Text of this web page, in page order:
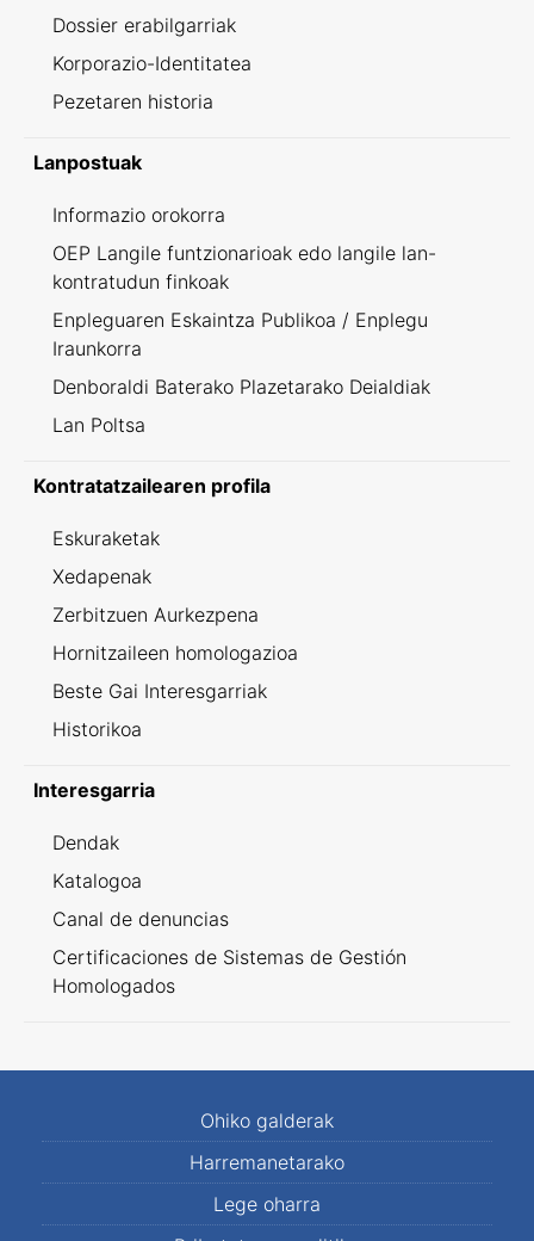
Dossier erabilgarriak
Korporazio-Identitatea
Pezetaren historia
Lanpostuak
Informazio orokorra
OEP Langile funtzionarioak edo langile lan-
kontratudun finkoak
Enpleguaren Eskaintza Publikoa / Enplegu
Iraunkorra
Denboraldi Baterako Plazetarako Deialdiak
Lan Poltsa
Kontratatzailearen profila
Eskuraketak
Xedapenak
Zerbitzuen Aurkezpena
Hornitzaileen homologazioa
Beste Gai Interesgarriak
Historikoa
Interesgarria
Dendak
Katalogoa
Canal de denuncias
Certificaciones de Sistemas de Gestión
Homologados
Ohiko galderak
Harremanetarako
Lege oharra